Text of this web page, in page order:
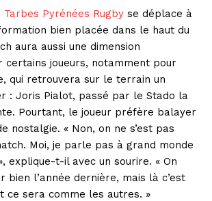
Tarbes Pyrénées Rugby se déplace à
bien placée dans le haut du
aura aussi une dimension
certains joueurs, notamment pour
qui retrouvera sur le terrain un
: Joris Pialot, passé par le Stado la
Pourtant, le joueur préfère balayer
nostalgie. « Non, on ne s’est pas
Moi, je parle pas à grand monde
explique-t-il avec un sourire. « On
bien l’année dernière, mais là c’est
ce sera comme les autres. »